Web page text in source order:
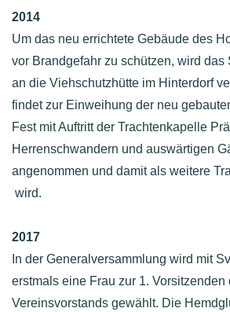
2014
Um das neu errichtete Gebäude des
vor Brandgefahr zu schützen, wird das
an die Viehschutzhütte im Hinterdorf
findet zur Einweihung der neu
Fest mit Auftritt der Trachtenkapelle
Herrenschwandern und auswärtigen
angenommen und damit als weitere
wird.
2017
In der Generalversammlung wird mit
erstmals eine Frau zur 1. Vorsitzenden
Vereinsvorstands gewählt. Die